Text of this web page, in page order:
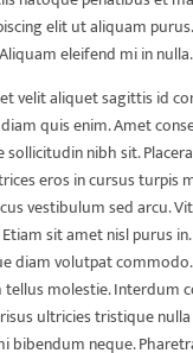
elit ut aliquam
eleifend mi in nulla.
velit aliquet sagittis id
quis enim. Amet
nibh sit.
eros in cursus turpis
vestibulum sed arcu.
sit amet nisl purus
diam volutpat
molestie. Interdum
ultricies tristique
bibendum neque.